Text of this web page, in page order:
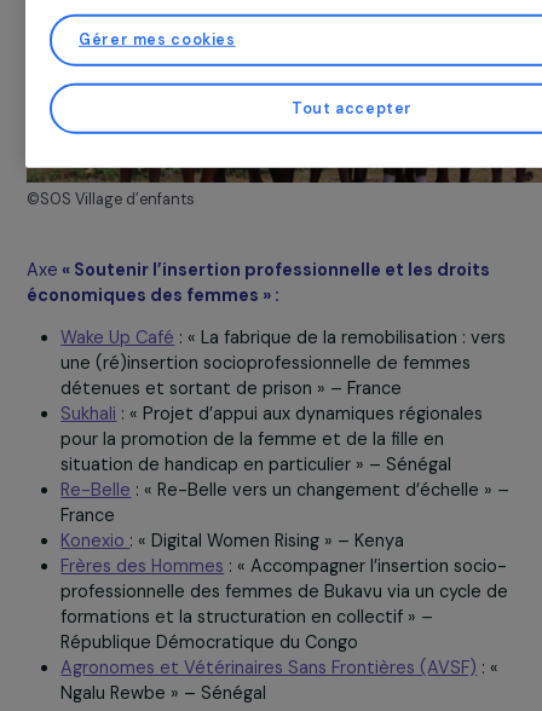
©SOS Village d’enfants
Axe« Soutenir l’insertion professionnelle et les
économiques des femmes » :
Wake Up Café
: « La fabrique de la remobilisation :
une (ré)insertion socioprofessionnelle de femmes
détenues et sortant de prison » – France
Sukhali: « Projet d’appui aux dynamiques régionales
pour la promotion de la femme et de la fille en
situation de handicap en particulier » – Sénégal
et de fonctionnalités performantes, des publicités au plus près de vos
données de trafic pour améliorer la qualité de notre site.
Vous pouvez consentir et cliquer sur «Tout accepter», paramètrer vos
accepter» valant refus, en cliquant sur les boutons de cette fenêtre, sauf
nécessaires. Vous pouvez changer d’avis et modifier vos préférences à
notre site.